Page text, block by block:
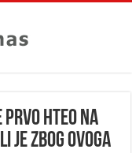
prvo hteo na
ZBOG OVOGA